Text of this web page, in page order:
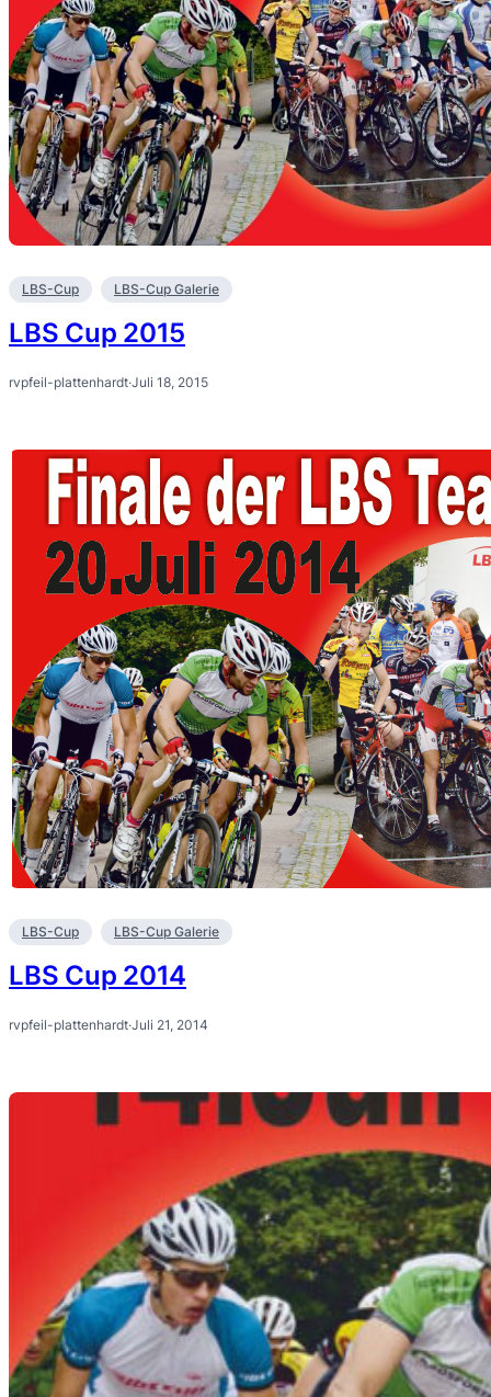
LBS-Cup LBS-Cup Galerie
LBS Cup 2015
rvpfeil-plattenhardt·Juli 18, 2015
LBS-Cup LBS-Cup Galerie
LBS Cup 2014
rvpfeil-plattenhardt·Juli 21, 2014